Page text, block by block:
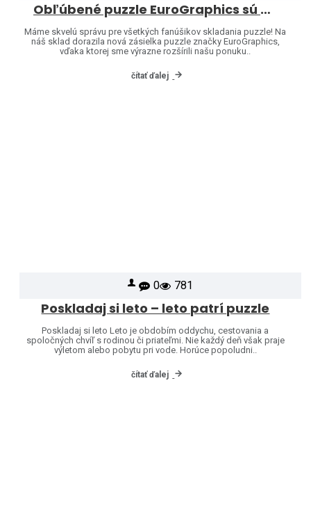
Obľúbené puzzle EuroGraphics sú opäť skladom – a ponuku sme rozšírili o ďalšie motívy!
Máme skvelú správu pre všetkých fanúšikov skladania puzzle! Na
náš sklad dorazila nová zásielka puzzle značky EuroGraphics,
vďaka ktorej sme výrazne rozšírili našu ponuku..
čítať ďalej
0 781
Poskladaj si leto – leto patrí puzzle
Poskladaj si leto Leto je obdobím oddychu, cestovania a
spoločných chvíľ s rodinou či priateľmi. Nie každý deň však praje
výletom alebo pobytu pri vode. Horúce popoludni..
čítať ďalej